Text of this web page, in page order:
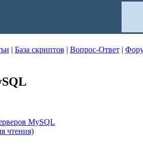
| База скриптов | Вопрос-Ответ|
MySQL
чтения)